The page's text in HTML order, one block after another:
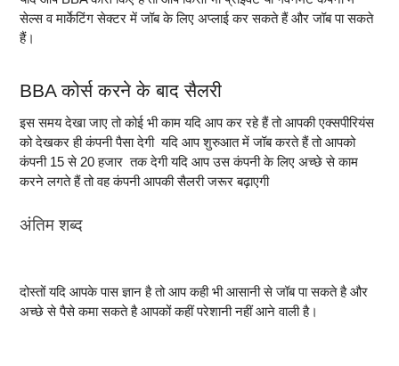
सेल्स व मार्केटिंग सेक्टर में जॉब के लिए अप्लाई कर सकते हैं और जॉब पा सकते
हैं।
BBA कोर्स करने के बाद सैलरी
इस समय देखा जाए तो कोई भी काम यदि आप कर रहे हैं तो आपकी एक्सपीरियंस
को देखकर ही कंपनी पैसा देगी यदि आप शुरुआत में जॉब करते हैं तो आपको
कंपनी 15 से 20 हजार तक देगी यदि आप उस कंपनी के लिए अच्छे से काम
करने लगते हैं तो वह कंपनी आपकी सैलरी जरूरबढ़ाएगी
अंतिम शब्द
दोस्तों यदि आपके पास ज्ञान है तो आप कही भी आसानी से जॉब पा सकते है और
अच्छे से पैसे कमा सकते है आपकों कहीं परेशानी नहीं आने वाली है।